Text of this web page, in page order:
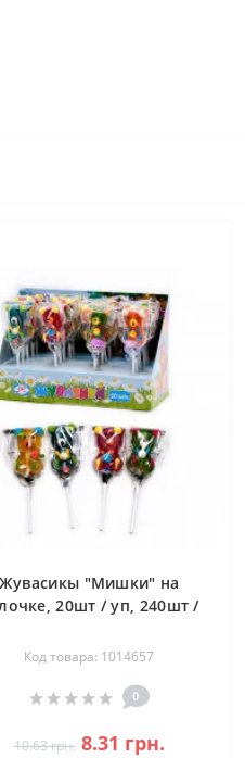
Жувасикы "Мишки" на
20шт / уп, 240шт /
Код товара: 1014657
0
10.63 грн. 8.31 грн.